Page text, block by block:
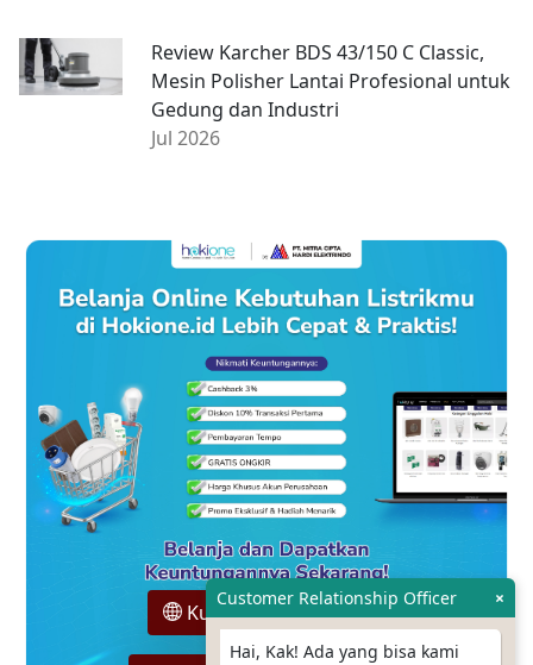
Review Karcher BDS 43/150 C Classic,
Mesin Polisher Lantai Profesional untuk
Gedung dan Industri
Jul 2026
Customer Relationship Officer ×
Hai, Kak! Ada yang bisa kami
Kunjungi Hokione.id